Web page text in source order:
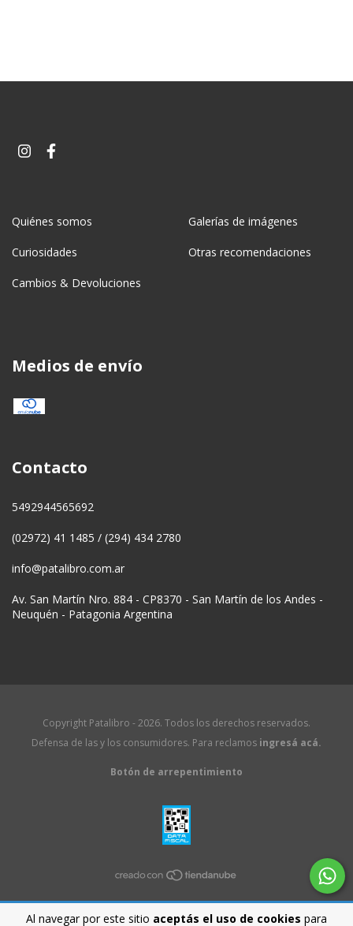
Al navegar por este sitio aceptás el uso de cookies para
Quiénes somos Galerías de imágenes
Curiosidades Otras recomendaciones
Cambios & Devoluciones
Medios de envío
Contacto
5492944565692
(02972) 41 1485 / (294) 434 2780
info@patalibro.com.ar
Av. San Martín Nro. 884 - CP8370 - San Martín de los Andes -
Neuquén - Patagonia Argentina
Copyright Patalibro - 2026. Todos los derechos reservados.
Defensa de las y los consumidores. Para reclamos ingresá acá.
Botón de arrepentimiento